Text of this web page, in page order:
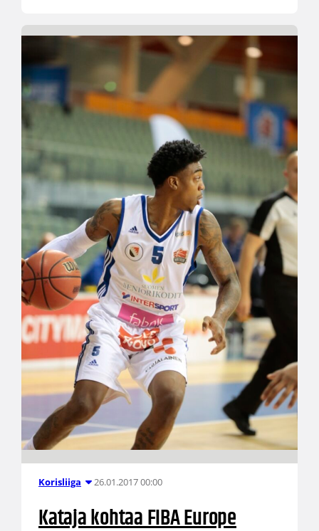
Korisliiga 26.01.2017 00:00
Kataja kohtaa FIBA Europe